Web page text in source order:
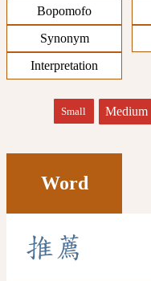
Bopomofo
Synonym
Interpretation
Small Medium
Word
推 薦